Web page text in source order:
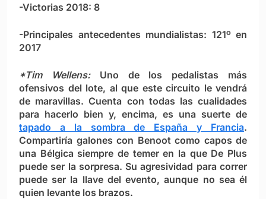
-Victorias 2018: 8
-Principales antecedentes mundialistas: 121º en
2017
*Tim Wellens:
Uno de los pedalistas más
ofensivos del lote, al que este circuito le vendrá
de maravillas. Cuenta con todas las cualidades
para hacerlo bien y, encima, es una suerte de
tapado a la sombra de España y Francia.
Compartiría galones con Benoot como capos de
una Bélgica siempre de temer en la que De Plus
puede ser la sorpresa. Su agresividad para correr
puede ser la llave del evento, aunque no sea él
quien levante los brazos.